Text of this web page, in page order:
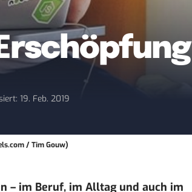
19. Feb. 2019
/ Tim Gouw)
– im Beruf, im Alltag und auch im